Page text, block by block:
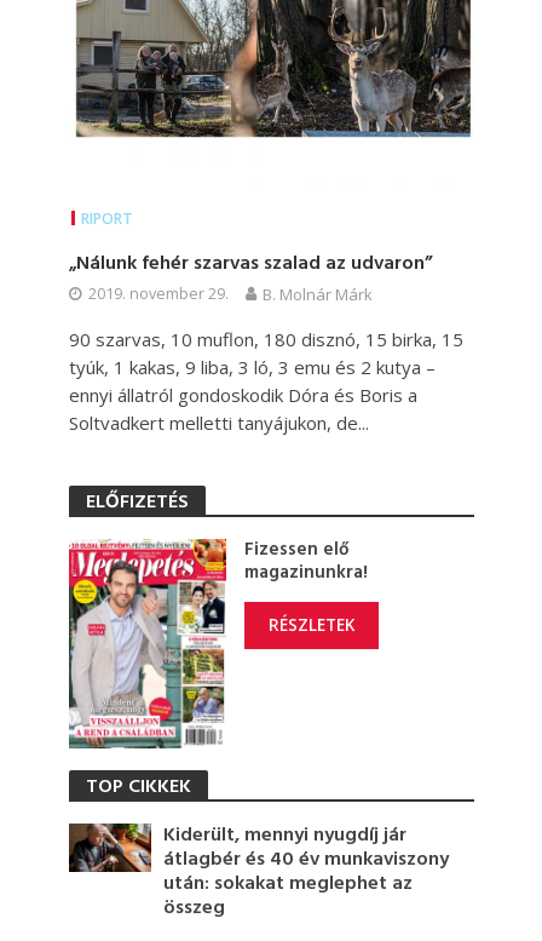
RIPORT
„Nálunk fehér szarvas szalad az udvaron”
2019. november 29. B. Molnár Márk
90 szarvas, 10 muflon, 180 disznó, 15 birka, 15
tyúk, 1 kakas, 9 liba, 3 ló, 3 emu és 2 kutya –
ennyi állatról gondoskodik Dóra és Boris a
Soltvadkert melletti tanyájukon, de...
ELŐFIZETÉS
Fizessen elő
magazinunkra!
RÉSZLETEK
TOP CIKKEK
Kiderült, mennyi nyugdíj jár
átlagbér és 40 év munkaviszony
után: sokakat meglephet az
összeg